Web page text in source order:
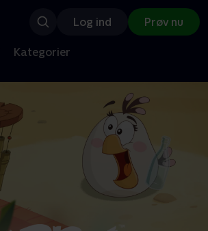
Log ind Prøv nu
Kategorier